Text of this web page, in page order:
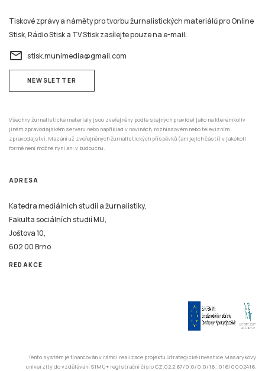
Tiskové zprávy a náměty pro tvorbu žurnalistických materiálů pro Online
Stisk, Rádio Stisk a TV Stisk zasílejte pouze na e-mail:
email stisk.munimedia@gmail.com
NEWSLETTER
Všechny žurnalistické materiály jsou zveřejněny podle stejných pravidel jako na kterémkoliv
jiném zpravodajském serveru nebo například v novinách, rozhlasovém nebo televizním
zpravodajství. Mazání už zveřejněných žurnalistických příspěvků (ani jejich částí) v jakékoli
formě není možné nyní ani v budoucnu.
ADRESA
Katedra mediálních studií a žurnalistiky,
Fakulta sociálních studií MU,
Joštova 10,
602 00 Brno
REDAKCE
Tento systém je financován v rámci realizace projektu Strategické investice Masarykovy
univerzity do vzdělávání SIMU+ registrační číslo CZ.02.2.67/0.0/0.0/16_016/0002416.